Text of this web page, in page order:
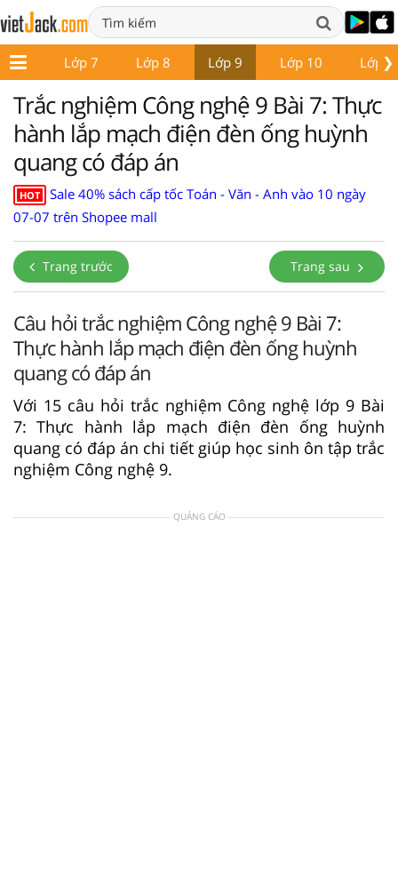
❯
6 Lớp 7 Lớp 8 Lớp 9 Lớp 10 Lớp
Trắc nghiệm Công nghệ 9 Bài 7: Thực
hành lắp mạch điện đèn ống huỳnh
quang có đáp án
HOT
Sale 40% sách cấp tốc Toán - Văn - Anh vào 10 ngày
07-07 trên Shopee mall
Trang trước Trang sau
Câu hỏi trắc nghiệm Công nghệ 9 Bài 7:
Thực hành lắp mạch điện đèn ống huỳnh
quang có đáp án
Với 15 câu hỏi trắc nghiệm Công nghệ lớp 9 Bài
7: Thực hành lắp mạch điện đèn ống huỳnh
quang có đáp án chi tiết giúp học sinh ôn tập trắc
nghiệm Công nghệ 9.
QUẢNG CÁO